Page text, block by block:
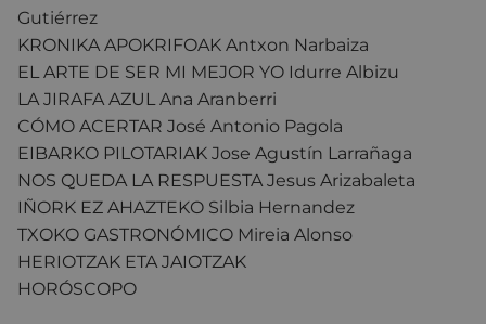
Gutiérrez
KRONIKA APOKRIFOAK Antxon Narbaiza
EL ARTE DE SER MI MEJOR YO Idurre Albizu
LA JIRAFA AZUL Ana Aranberri
CÓMO ACERTAR José Antonio Pagola
EIBARKO PILOTARIAK Jose Agustín Larrañaga
NOS QUEDA LA RESPUESTA Jesus Arizabaleta
IÑORK EZ AHAZTEKO Silbia Hernandez
TXOKO GASTRONÓMICO Mireia Alonso
HERIOTZAK ETA JAIOTZAK
HORÓSCOPO